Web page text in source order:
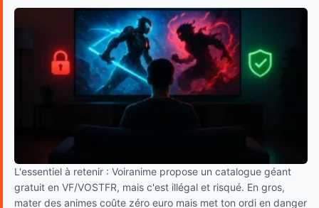
L'essentiel à retenir : Voiranime propose un catalogue géant
gratuit en VF/VOSTFR, mais c'est illégal et risqué. En gros,
mater des animes coûte zéro euro mais met ton ordi en danger